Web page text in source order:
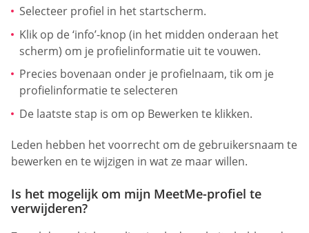
Selecteer profiel in het startscherm.
Klik op de ‘info’-knop (in het midden onderaan het
scherm) om je profielinformatie uit te vouwen.
Precies bovenaan onder je profielnaam, tik om je
profielinformatie te selecteren
De laatste stap is om op Bewerken te klikken.
Leden hebben het voorrecht om de gebruikersnaam te
bewerken en te wijzigen in wat ze maar willen.
Is het mogelijk om mijn MeetMe-profiel te
verwijderen?